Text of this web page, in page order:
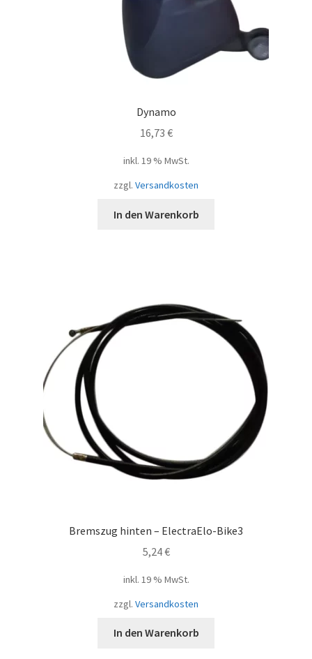
Dynamo
16,73 €
inkl. 19 % MwSt.
zzgl. Versandkosten
In den Warenkorb
Bremszug hinten – ElectraElo-Bike3
5,24€
inkl. 19 % MwSt.
zzgl. Versandkosten
In den Warenkorb